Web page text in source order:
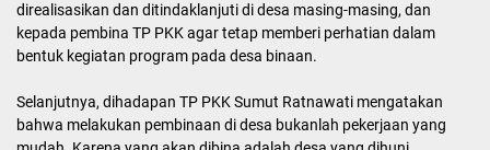
direalisasikan dan ditindaklanjuti di desa masing-masing, dan
kepada pembina TP PKK agar tetap memberi perhatian dalam
bentuk kegiatan program pada desa binaan.
Selanjutnya, dihadapan TP PKK Sumut Ratnawati mengatakan
bahwa melakukan pembinaan di desa bukanlah pekerjaan yang